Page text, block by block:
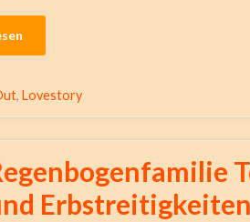
, Lovestory
Erbstreitigkeiten